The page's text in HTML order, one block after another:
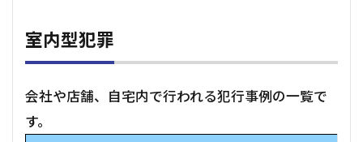
室内型犯罪
会社や店舗、自宅内で行われる犯行事例の一覧で
す。